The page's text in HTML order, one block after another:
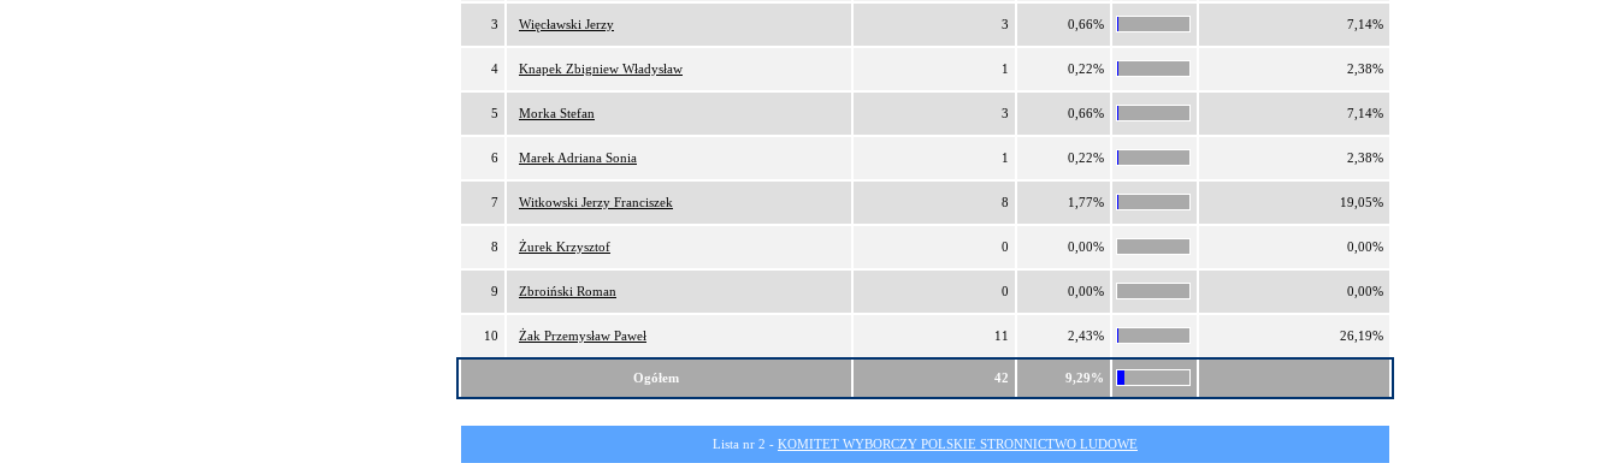
3 Więcławski Jerzy 3 0,66% 7,14%
4 Knapek Zbigniew Władysław 1 0,22% 2,38%
5 Morka Stefan 3 0,66% 7,14%
6 Marek Adriana Sonia 1 0,22% 2,38%
7 Witkowski Jerzy Franciszek 8 1,77% 19,05%
8 Żurek Krzysztof 0 0,00% 0,00%
9 Zbroiński Roman 0 0,00% 0,00%
10 Żak Przemysław Paweł 11 2,43% 26,19%
Ogółem 42 9,29%
Lista nr 2 - KOMITET WYBORCZY POLSKIE STRONNICTWO LUDOWE